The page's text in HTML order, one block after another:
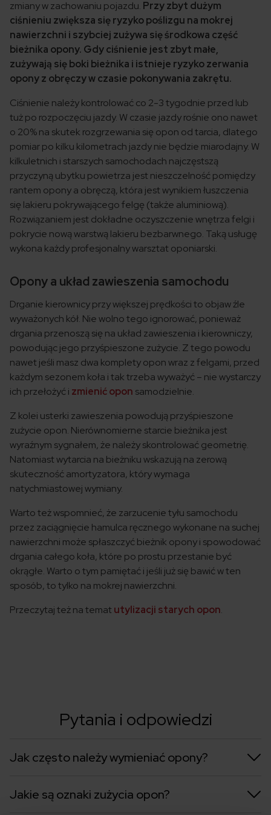
zmiany w zachowaniu pojazdu. Przy zbyt dużym
ciśnieniu zwiększa się ryzyko poślizgu na mokrej
nawierzchni i szybciej zużywa się środkowa część
bieżnika opony. Gdy ciśnienie jest zbyt małe,
zużywają się boki bieżnika i istnieje ryzyko zerwania
opony z obręczy w czasie pokonywania zakrętu.
Ciśnienie należy kontrolować co 2-3 tygodnie przed lub
tuż po rozpoczęciu jazdy. W czasie jazdy rośnie ono nawet
o 20% na skutek rozgrzewania się opon od tarcia, dlatego
pomiar po kilku kilometrach jazdy nie będzie miarodajny. W
kilkuletnich i starszych samochodach najczęstszą
przyczyną ubytku powietrza jest nieszczelność pomiędzy
rantem opony a obręczą, która jest wynikiem łuszczenia
się lakieru pokrywającego felgę (także aluminiową).
Rozwiązaniem jest dokładne oczyszczenie wnętrza felgi i
pokrycie nową warstwą lakieru bezbarwnego. Taką usługę
wykona każdy profesjonalny warsztat oponiarski.
Opony a układ zawieszenia samochodu
Drganie kierownicy przy większej prędkości to objaw źle
wyważonych kół. Nie wolno tego ignorować, ponieważ
drgania przenoszą się na układ zawieszenia i kierowniczy,
powodując jego przyśpieszone zużycie. Z tego powodu
nawet jeśli masz dwa komplety opon wraz z felgami, przed
każdym sezonem koła i tak trzeba wyważyć – nie wystarczy
ich przełożyć i zmienić opon samodzielnie.
Z kolei usterki zawieszenia powodują przyśpieszone
zużycie opon. Nierównomierne starcie bieżnika jest
wyraźnym sygnałem, że należy skontrolować geometrię.
Natomiast wytarcia na bieżniku wskazują na zerową
skuteczność amortyzatora, który wymaga
natychmiastowej wymiany.
Warto też wspomnieć, że zarzucenie tyłu samochodu
przez zaciągnięcie hamulca ręcznego wykonane na suchej
nawierzchni może spłaszczyć bieżnik opony i spowodować
drgania całego koła, które po prostu przestanie być
okrągłe. Warto o tym pamiętać i jeśli już się bawić w ten
sposób, to tylko na mokrej nawierzchni.
Przeczytaj też na temat utylizacji starych opon.
Pytania i odpowiedzi
Jak często należy wymieniać opony?
Jakie są oznaki zużycia opon?